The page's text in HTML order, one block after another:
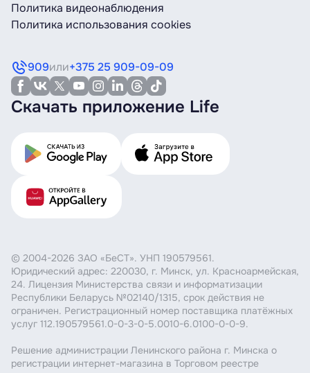
Политика видеонаблюдения
Политика использования cookies
909или+375 25 909-09-09
Скачать приложение Life
© 2004-2026 ЗАО «БеСТ». УНП 190579561.
Юридический адрес: 220030, г. Минск, ул. Красноармейская,
24. Лицензия Министерства связи и информатизации
Республики Беларусь №02140/1315, срок действия не
ограничен. Регистрационный номер поставщика платёжных
услуг 112.190579561.0-0-3-0-5.0010-6.0100-0-0-9.
Решение администрации Ленинского района г. Минска о
регистрации интернет-магазина в Торговом реестре